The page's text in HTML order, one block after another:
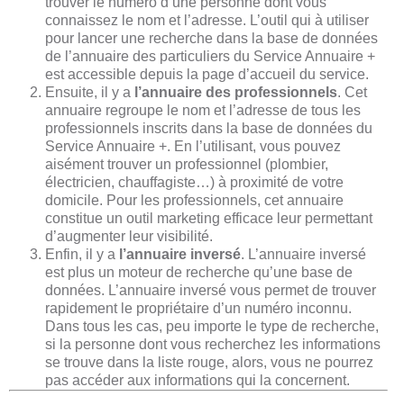
connaissez le nom et l’adresse. L’outil qui à utiliser
pour lancer une recherche dans la base de données
de l’annuaire des particuliers du Service Annuaire +
est accessible depuis la page d’accueil du service.
​Ensuite, il y a l’annuaire des professionnels. Cet
annuaire regroupe le nom et l’adresse de tous les
professionnels inscrits dans la base de données du
Service Annuaire +. En l’utilisant, vous pouvez
aisément trouver un professionnel (plombier,
électricien, chauffagiste…) à proximité de votre
domicile. Pour les professionnels, cet annuaire
constitue un outil marketing efficace leur permettant
d’augmenter leur visibilité.
​Enfin, il y a l’annuaire inversé. L’annuaire inversé
est plus un moteur de recherche qu’une base de
données. L’annuaire inversé vous permet de trouver
rapidement le propriétaire d’un numéro inconnu.
Dans tous les cas, peu importe le type de recherche,
si la personne dont vous recherchez les informations
se trouve dans la liste rouge, alors, vous ne pourrez
pas accéder aux informations qui la concernent.